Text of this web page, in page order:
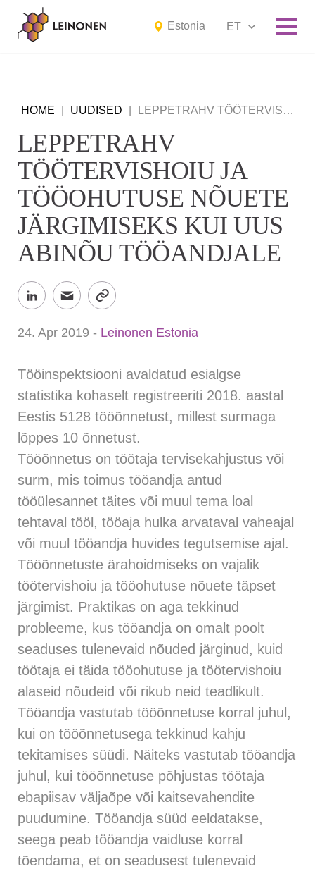
Estonia ET
HOME UUDISED LEPPETRAHV TÖÖTERVISHOIU JA TÖÖOHUTUSE NÕUETE JÄRGIMISEKS KUI UUS ABINÕU TÖÖANDJALE
LEPPETRAHV
TÖÖTERVISHOIU JA
TÖÖOHUTUSE NÕUETE
JÄRGIMISEKS KUI UUS
ABINÕU TÖÖANDJALE
24. Apr 2019 - Leinonen Estonia
Tööinspektsiooni avaldatud esialgse
statistika kohaselt registreeriti 2018. aastal
Eestis 5128 tööõnnetust, millest surmaga
lõppes 10 õnnetust.
Tööõnnetus on töötaja tervisekahjustus või
surm, mis toimus tööandja antud
tööülesannet täites või muul tema loal
tehtaval tööl, tööaja hulka arvataval vaheajal
või muul tööandja huvides tegutsemise ajal.
Tööõnnetuste ärahoidmiseks on vajalik
töötervishoiu ja tööohutuse nõuete täpset
järgimist. Praktikas on aga tekkinud
probleeme, kus tööandja on omalt poolt
seaduses tulenevaid nõuded järginud, kuid
töötaja ei täida tööohutuse ja töötervishoiu
alaseid nõudeid või rikub neid teadlikult.
Tööandja vastutab tööõnnetuse korral juhul,
kui on tööõnnetusega tekkinud kahju
tekitamises süüdi. Näiteks vastutab tööandja
juhul, kui tööõnnetuse põhjustas töötaja
ebapiisav väljaõpe või kaitsevahendite
puudumine. Tööandja süüd eeldatakse,
seega peab tööandja vaidluse korral
tõendama, et on seadusest tulenevaid